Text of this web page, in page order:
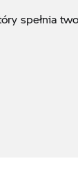
spełnia